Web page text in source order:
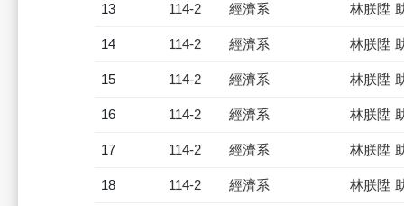
13 114-2 經濟系 林朕陞
14 114-2 經濟系 林朕陞
15 114-2 經濟系 林朕陞
16 114-2 經濟系 林朕陞
17 114-2 經濟系 林朕陞
18 114-2 經濟系 林朕陞